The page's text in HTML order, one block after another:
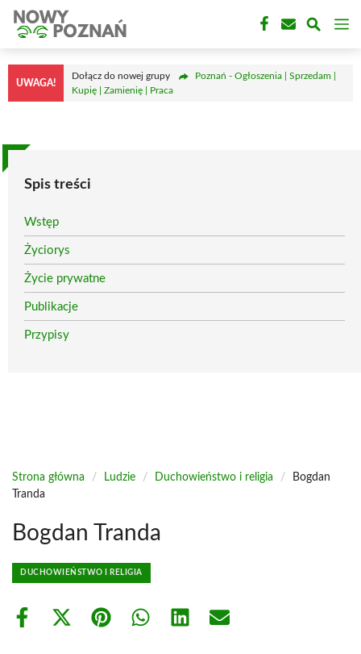
Przejdź
treści
UWAGA!
Dołącz do nowej grupy
Poznań - Ogłoszenia | Sprzedam |
Kupię | Zamienię | Praca
Spis treści
Wstęp
Życiorys
Życie prywatne
Publikacje
Przypisy
Strona główna / Ludzie / Duchowieństwo i religia /
Bogdan
Tranda
Bogdan Tranda
DUCHOWIEŃSTWO I RELIGIA
Share
Share Share Share Share Share